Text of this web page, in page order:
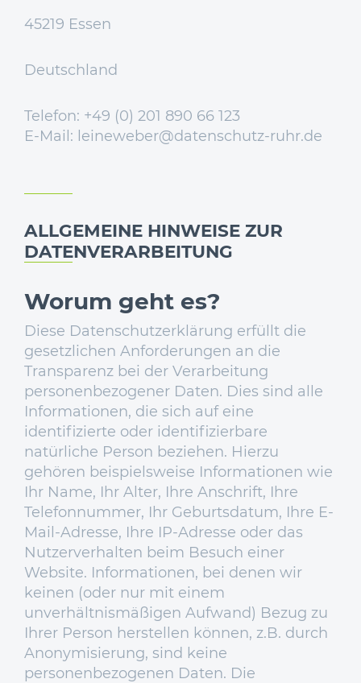
45219 Essen
Deutschland
Telefon: +49 (0) 201 890 66 123
E-Mail: leineweber@datenschutz-ruhr.de
ALLGEMEINE HINWEISE ZUR
DATENVERARBEITUNG
Worum geht es?
Diese Datenschutzerklärung erfüllt die
gesetzlichen Anforderungen an die
Transparenz bei der Verarbeitung
personenbezogener Daten. Dies sind alle
Informationen, die sich auf eine
identifizierte oder identifizierbare
natürliche Person beziehen. Hierzu
gehören beispielsweise Informationen wie
Ihr Name, Ihr Alter, Ihre Anschrift, Ihre
Telefonnummer, Ihr Geburtsdatum, Ihre E-
Mail-Adresse, Ihre IP-Adresse oder das
Nutzerverhalten beim Besuch einer
Website. Informationen, bei denen wir
keinen (oder nur mit einem
unverhältnismäßigen Aufwand) Bezug zu
Ihrer Person herstellen können, z.B. durch
Anonymisierung, sind keine
personenbezogenen Daten. Die